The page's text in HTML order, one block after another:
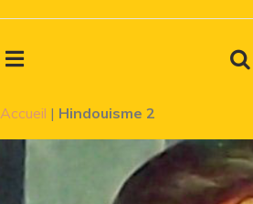
Accueil | Hindouisme 2